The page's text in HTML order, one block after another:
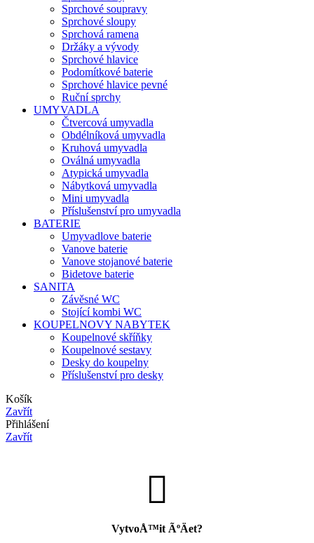
Sprchové soupravy
Sprchové sloupy
Sprchová ramena
Držáky a vývody
Sprchové hlavice
Podomítkové baterie
Sprchové hlavice pevné
Ruční sprchy
UMYVADLA
Čtvercová umyvadla
Obdélníková umyvadla
Kruhová umyvadla
Oválná umyvadla
Atypická umyvadla
Nábytková umyvadla
Mini umyvadla
Příslušenství pro umyvadla
BATERIE
Umyvadlove baterie
Vanove baterie
Vanove stojanové baterie
Bidetove baterie
SANITA
Závěsné WC
Stojící kombi WC
KOUPELNOVY NABYTEK
Koupelnové skříňky
Koupelnové sestavy
Desky do koupelny
Příslušenství pro desky
Košík
Zavřít
Přihlášení
Zavřít
VytvoÅ™it ÃºÄet?